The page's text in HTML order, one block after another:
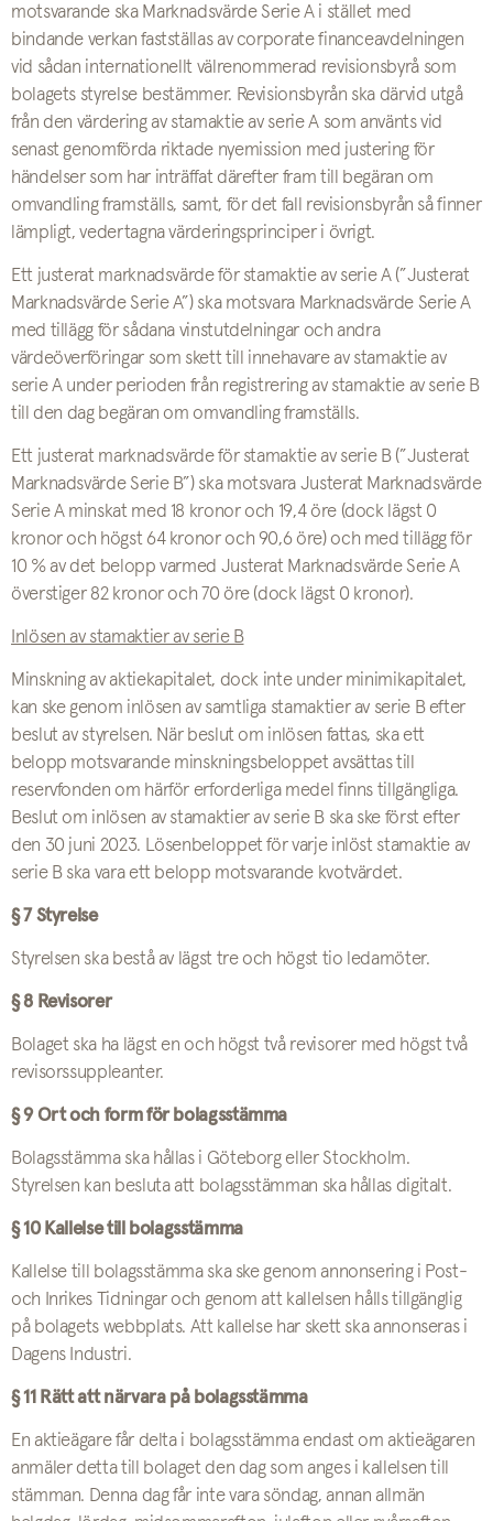
motsvarande ska Marknadsvärde Serie A i stället med
bindande verkan fastställas av corporate financeavdelningen
vid sådan internationellt välrenommerad revisionsbyrå som
bolagets styrelse bestämmer. Revisionsbyrån ska därvid utgå
från den värdering av stamaktie av serie A som använts vid
senast genomförda riktade nyemission med justering för
händelser som har inträffat därefter fram till begäran om
omvandling framställs, samt, för det fall revisionsbyrån så finner
lämpligt, vedertagna värderingsprinciper i övrigt.
Ett justerat marknadsvärde för stamaktie av serie A (”Justerat
Marknadsvärde Serie A”) ska motsvara Marknadsvärde Serie A
med tillägg för sådana vinstutdelningar och andra
värdeöverföringar som skett till innehavare av stamaktie av
serie A under perioden från registrering av stamaktie av serie B
till den dag begäran om omvandling framställs.
Ett justerat marknadsvärde för stamaktie av serie B (”Justerat
Marknadsvärde Serie B”) ska motsvara Justerat Marknadsvärde
Serie A minskat med 18 kronor och 19,4 öre (dock lägst 0
kronor och högst 64 kronor och 90,6 öre) och med tillägg för
10 % av det belopp varmed Justerat Marknadsvärde Serie A
överstiger 82 kronor och 70 öre (dock lägst 0 kronor).
Inlösen av stamaktier av serie B
Minskning av aktiekapitalet, dock inte under minimikapitalet,
kan ske genom inlösen av samtliga stamaktier av serie B efter
beslut av styrelsen. När beslut om inlösen fattas, ska ett
belopp motsvarande minskningsbeloppet avsättas till
reservfonden om härför erforderliga medel finns tillgängliga.
Beslut om inlösen av stamaktier av serie B ska ske först efter
den 30 juni 2023. Lösenbeloppet för varje inlöst stamaktie av
serie B ska vara ett belopp motsvarande kvotvärdet.
§ 7 Styrelse
Styrelsen ska bestå av lägst tre och högst tio ledamöter.
§ 8 Revisorer
Bolaget ska ha lägst en och högst två revisorer med högst två
revisorssuppleanter.
§ 9 Ort och form för bolagsstämma
Bolagsstämma ska hållas i Göteborg eller Stockholm.
Styrelsen kan besluta att bolagsstämman ska hållas digitalt.
§ 10 Kallelse till bolagsstämma
Kallelse till bolagsstämma ska ske genom annonsering i Post-
och Inrikes Tidningar och genom att kallelsen hålls tillgänglig
på bolagets webbplats. Att kallelse har skett ska annonseras i
Dagens Industri.
§ 11 Rätt att närvara på bolagsstämma
En aktieägare får delta i bolagsstämma endast om aktieägaren
anmäler detta till bolaget den dag som anges i kallelsen till
stämman. Denna dag får inte vara söndag, annan allmän